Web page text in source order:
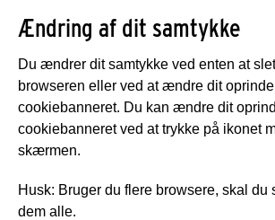
Ændring af dit samtykke
Du ændrer dit samtykke ved enten at
browseren eller ved at ændre dit
cookiebanneret. Du kan ændre dit
cookiebanneret ved at trykke på ikonet
skærmen.
Husk: Bruger du flere browsere, skal du
dem alle.